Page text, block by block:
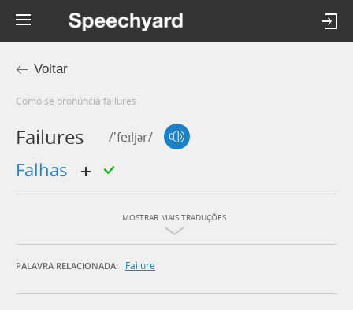
Voltar
Como se pronúncia failures
Failures /'feɪljər/
falhas
MOSTRAR MAIS TRADUÇÕES
PALAVRA RELACIONADA: Failure